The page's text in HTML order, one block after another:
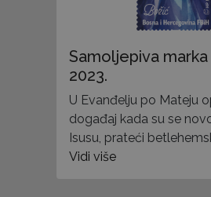
Samoljepiva
2023.
U Evanđelju po Mateju
događaj kada su se
Isusu, prateći
Vidi više